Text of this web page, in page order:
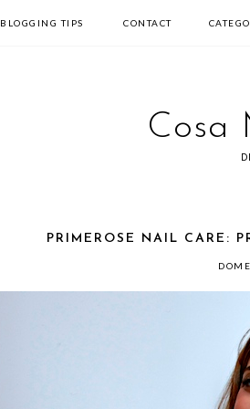
BLOGGING TIPS CONTACT
Cosa
PRIMEROSE NAIL CARE: